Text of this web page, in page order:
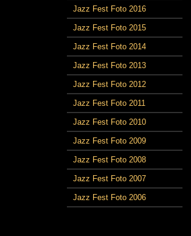
Jazz Fest Foto 2016
Jazz Fest Foto 2015
Jazz Fest Foto 2014
Jazz Fest Foto 2013
Jazz Fest Foto 2012
Jazz Fest Foto 2011
Jazz Fest Foto 2010
Jazz Fest Foto 2009
Jazz Fest Foto 2008
Jazz Fest Foto 2007
Jazz Fest Foto 2006